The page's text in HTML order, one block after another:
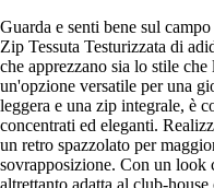
Guarda e senti bene sul
Zip Tessuta Testurizzata di
che apprezzano sia lo stile
un'opzione versatile per una
leggera e una zip integrale, è
concentrati ed eleganti.
un retro spazzolato per
sovrapposizione. Con un look
altrettanto adatta al club-